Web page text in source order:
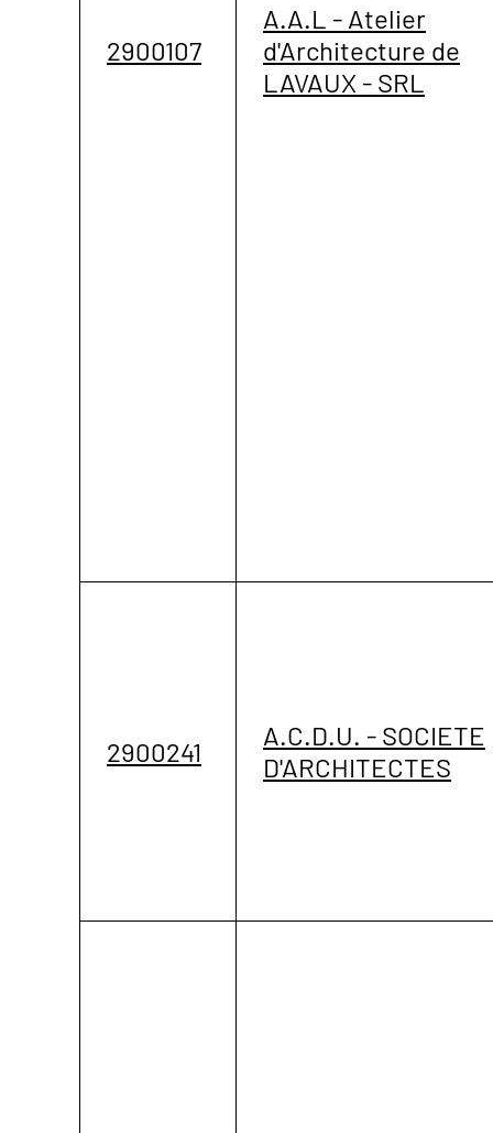
2900107
A.A.L - Atelier
d'Architecture de
LAVAUX - SRL
2900241
A.C.D.U. - SOCIETE
D'ARCHITECTES